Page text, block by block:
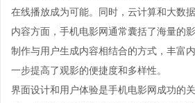
在线播放成为可能。同时，云计算和大数
内容方面，手机电影网通常囊括了海量的
制作与用户生成内容相结合的方式，丰富
一步提高了观影的便捷度和多样性。
界面设计和用户体验是手机电影网成功的